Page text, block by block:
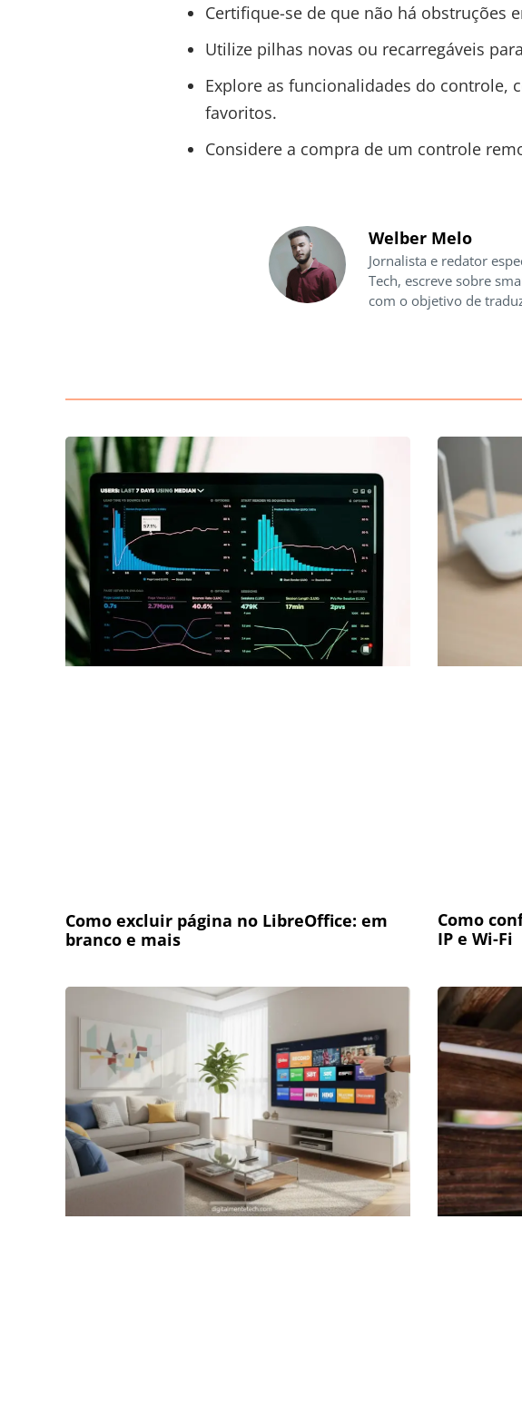
Certifique-se de que não há obstruções
Utilize pilhas novas ou recarregáveis
Explore as funcionalidades do controle,
favoritos.
Considere a compra de um controle
Welber Melo
Jornalista e redator
Tech, escreve sobre
com o objetivo de
Como excluir página no LibreOffice: em
branco e mais
Como
IP e Wi-Fi